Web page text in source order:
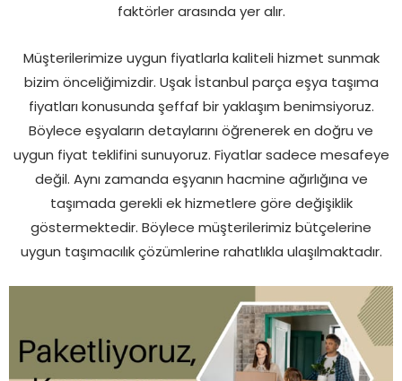
faktörler arasında yer alır.
Müşterilerimize uygun fiyatlarla kaliteli hizmet sunmak
bizim önceliğimizdir. Uşak İstanbul parça eşya taşıma
fiyatları konusunda şeffaf bir yaklaşım benimsiyoruz.
Böylece eşyaların detaylarını öğrenerek en doğru ve
uygun fiyat teklifini sunuyoruz. Fiyatlar sadece mesafeye
değil. Aynı zamanda eşyanın hacmine ağırlığına ve
taşımada gerekli ek hizmetlere göre değişiklik
göstermektedir. Böylece müşterilerimiz bütçelerine
uygun taşımacılık çözümlerine rahatlıkla ulaşılmaktadır.